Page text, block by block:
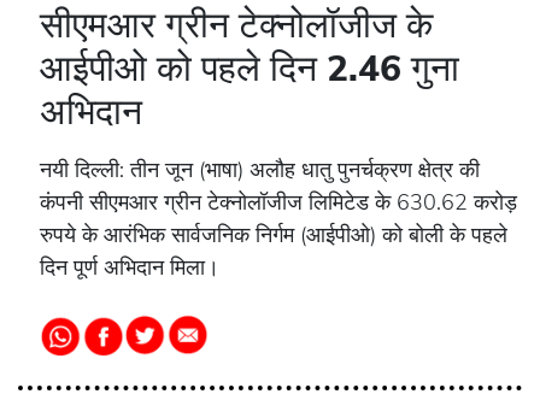
सीएमआर ग्रीन टेक्नोलॉजीज के
आईपीओ को पहले दिन 2.46 गुना
अभिदान
नयी दिल्ली: तीन जून (भाषा) अलौह धातु पुनर्चक्रण क्षेत्र की
कंपनी सीएमआर ग्रीन टेक्नोलॉजीज लिमिटेड के 630.62 करोड़
रुपये के आरंभिक सार्वजनिक निर्गम (आईपीओ) को बोली के पहले
दिन पूर्ण अभिदान मिला।